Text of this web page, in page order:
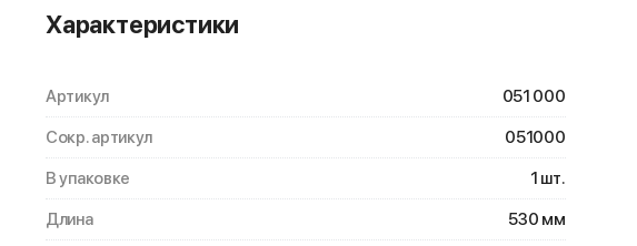
Характеристики
Артикул 051 000
Сокр. артикул 051000
В упаковке 1 шт.
Длина 530 мм